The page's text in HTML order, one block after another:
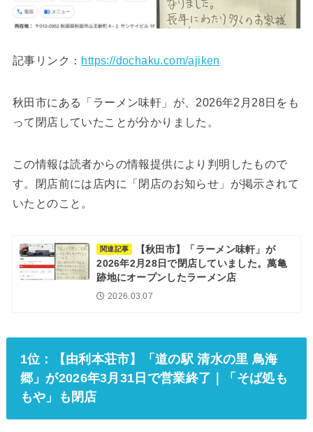
記事リンク： https://dochaku.com/ajiken
秋田市にある「ラーメン味軒」が、2026年2月28日をも
って閉店していたことが分かりました。
この情報は読者からの情報提供により判明したもので
す。閉店前には店内に「閉店のお知らせ」が掲示されて
いたとのこと。
関連記事
【秋田市】「ラーメン味軒」が
2026年2月28日で閉店していました。萬亀
跡地にオープンしたラーメン店
2026.03.07
1位：【由利本荘市】「道の駅 清水の里 鳥海
郷」が2026年3月31日で営業終了｜「そば処も
もや」も閉店